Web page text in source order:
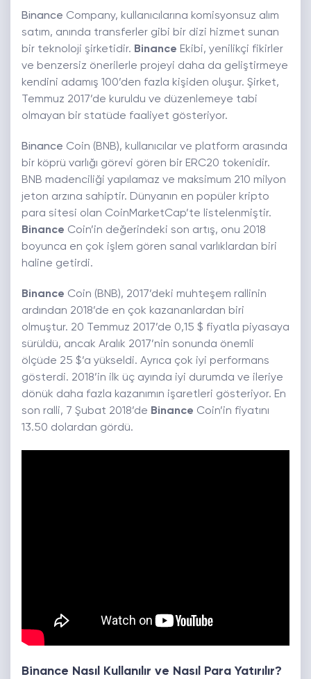
Binance Company, kullanıcılarına komisyonsuz alım
satım, anında transferler gibi bir dizi hizmet sunan
bir teknoloji şirketidir. Binance Ekibi, yenilikçi fikirler
ve benzersiz önerilerle projeyi daha da geliştirmeye
kendini adamış 100’den fazla kişiden oluşur. Şirket,
Temmuz 2017’de kuruldu ve düzenlemeye tabi
olmayan bir statüde faaliyet gösteriyor.
Binance Coin (BNB), kullanıcılar ve platform arasında
bir köprü varlığı görevi gören bir ERC20 tokenidir.
BNB madenciliği yapılamaz ve maksimum 210 milyon
jeton arzına sahiptir. Dünyanın en popüler kripto
para sitesi olan CoinMarketCap’te listelenmiştir.
Binance Coin’in değerindeki son artış, onu 2018
boyunca en çok işlem gören sanal varlıklardan biri
haline getirdi.
Binance Coin (BNB), 2017’deki muhteşem rallinin
ardından 2018’de en çok kazananlardan biri
olmuştur. 20 Temmuz 2017’de 0,15 $ fiyatla piyasaya
sürüldü, ancak Aralık 2017’nin sonunda önemli
ölçüde 25 $’a yükseldi. Ayrıca çok iyi performans
gösterdi. 2018’in ilk üç ayında iyi durumda ve ileriye
dönük daha fazla kazanımın işaretleri gösteriyor. En
son ralli, 7 Şubat 2018’de Binance Coin’in fiyatını
13.50 dolardan gördü.
Binance Nasıl Kullanılır ve Nasıl Para Yatırılır?